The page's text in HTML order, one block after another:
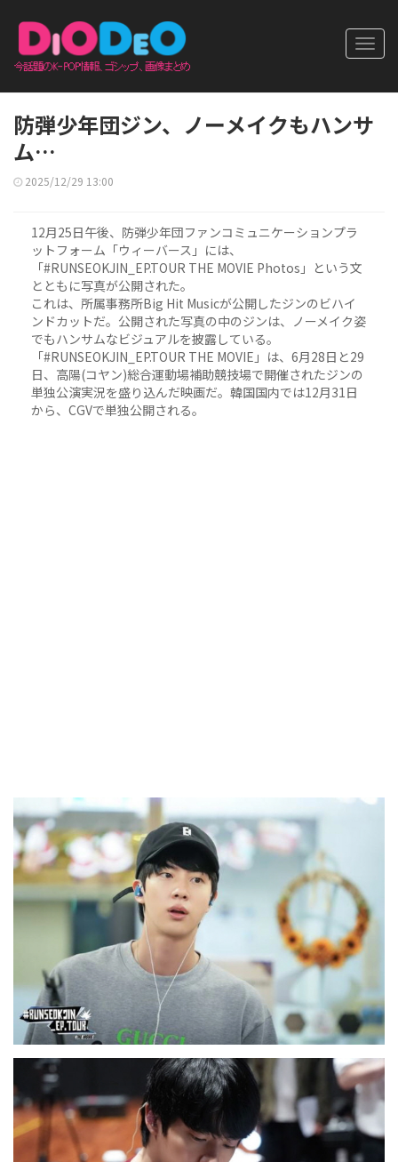
防弾少年団ジン、ノーメイクもハンサ
ム…
2025/12/29 13:00
12月25日午後、防弾少年団ファンコミュニケーションプラ
ットフォーム「ウィーバース」には、
「#RUNSEOKJIN_EP.TOUR THE MOVIE Photos」という文
とともに写真が公開された。
これは、所属事務所Big Hit Musicが公開したジンのビハイ
ンドカットだ。公開された写真の中のジンは、ノーメイク姿
でもハンサムなビジュアルを披露している。
「#RUNSEOKJIN_EP.TOUR THE MOVIE」は、6月28日と29
日、高陽(コヤン)総合運動場補助競技場で開催されたジンの
単独公演実況を盛り込んだ映画だ。韓国国内では12月31日
から、CGVで単独公開される。